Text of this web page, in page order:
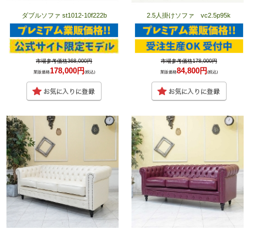
ダブルソファ st1012-10f222b
市場参考価格368,000円
業販価格178,000円 (税込)
2.5人掛けソファ vc2.5p95k
市場参考価格178,000円
業販価格84,800円 (税込)